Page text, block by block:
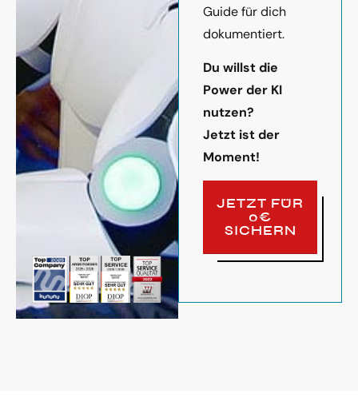
Guide für dich
dokumentiert.
Du willst die
Power der KI
nutzen?
Jetzt ist der
Moment!
JETZT FÜR
0€
SICHERN